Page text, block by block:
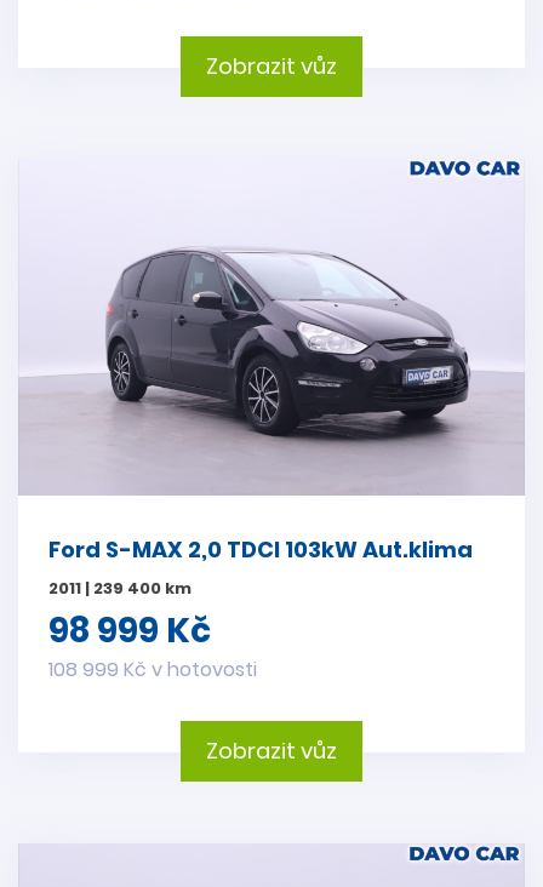
Zobrazit vůz
Ford S-MAX 2,0 TDCI 103kW Aut.klima
2011 | 239 400 km
98 999 Kč
108 999 Kč v hotovosti
Zobrazit vůz